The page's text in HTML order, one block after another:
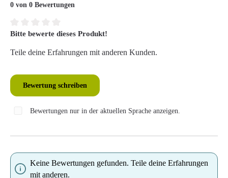
0 von 0 Bewertungen
Durchschnittliche Bewertung von 0 von 5 Sternen
Bitte bewerte dieses Produkt!
Teile deine Erfahrungen mit anderen Kunden.
Bewertung schreiben
Bewertungen nur in der aktuellen Sprache anzeigen.
Keine Bewertungen gefunden. Teile deine Erfahrungen
mit anderen.